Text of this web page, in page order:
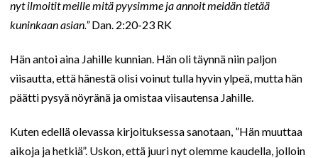
nyt ilmoitit meille mitä pyysimme ja annoit meidän tietää
kuninkaan asian.”Dan. 2:20-23 RK
Hän antoi aina Jahille kunnian. Hän oli täynnä niin paljon
viisautta, että hänestä olisi voinut tulla hyvin ylpeä, mutta hän
päätti pysyä nöyränä ja omistaa viisautensa Jahille.
Kuten edellä olevassa kirjoituksessa sanotaan, ”Hän muuttaa
aikoja ja hetkiä”. Uskon, että juuri nyt olemme kaudella, jolloin